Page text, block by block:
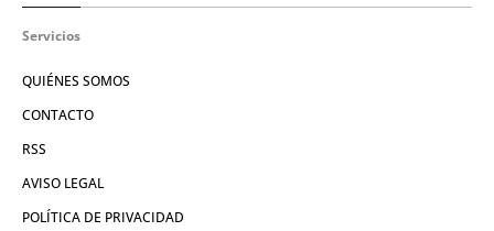
Servicios
QUIÉNES SOMOS
CONTACTO
RSS
AVISO LEGAL
POLÍTICA DE PRIVACIDAD